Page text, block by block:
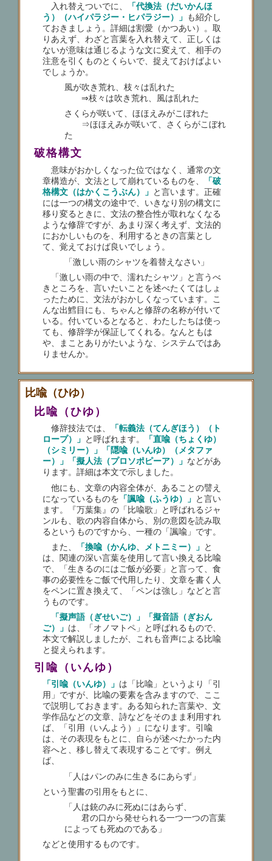
入れ替えついでに、
「代換法（だいかんほ
う）（ハイパラジー・ヒパラジー）」 も紹介し
ておきましょう。詳細は割愛（かつあい）。取
りあえず、わざと言葉を入れ替えて、正しくは
ないが意味は通じるような文に変えて、相手の
注意を引くものとくらいで、捉えておけばよい
でしょうか。
風が吹き荒れ、枝々は乱れた
⇒枝々は吹き荒れ、風は乱れた
さくらが咲いて、ほほえみがこぼれた
⇒ほほえみが咲いて、さくらがこぼれ
た
破格構文
意味がおかしくなった位ではなく、通常の文
章構造が、文法として崩れているものを、
「破
格構文（はかくこうぶん）」 と言います。正確
には一つの構文の途中で、いきなり別の構文に
移り変るときに、文法の整合性が取れなくなる
ような修辞ですが、あまり深く考えず、文法的
におかしいものを、利用するときの言葉とし
て、覚えておけば良いでしょう。
「激しい雨のシャツを着替えなさい」
「激しい雨の中で、濡れたシャツ」と言うべ
きところを、言いたいことを述べたくてはしょ
ったために、文法がおかしくなっています。こ
んな出鱈目にも、ちゃんと修辞の名称が付いて
いる。付いているとなると、わたしたちは使っ
ても、修辞学が保証してくれる。なんともは
や、まことありがたいような、システムではあ
りませんか。
比喩（ひゆ）
比喩（ひゆ）
修辞技法では、
「転義法（てんぎほう）（ト
ロープ）」 と呼ばれます。
「直喩（ちょくゆ）
（シミリー）」「隠喩（いんゆ）（メタファ
ー）」「擬人法（プロソポピーア）」 などがあ
ります。詳細は本文で示しました。
他にも、文章の内容全体が、あることの譬え
になっているものを 「諷喩（ふうゆ）」 と言い
ます。『万葉集』の「比喩歌」と呼ばれるジャ
ンルも、歌の内容自体から、別の意図を読み取
るというものですから、一種の「諷喩」です。
また、
「換喩（かんゆ、メトニミー）」 と
は、関連の深い言葉を使用して言い換える比喩
で、「生きるのにはご飯が必要」と言って、食
事の必要性をご飯で代用したり、文章を書く人
をペンに置き換えて、「ペンは強し」などと言
うものです。
「擬声語（ぎせいご）」「擬音語（ぎおん
ご）」 は、「オノマトペ」と呼ばれるもので、
本文で解説しましたが、これも音声による比喩
と捉えられます。
引喩（いんゆ）
「引喩（いんゆ）」 は「比喩」というより「引
用」ですが、比喩の要素を含みますので、ここ
で説明しておきます。ある知られた言葉や、文
学作品などの文章、詩などをそのまま利用すれ
ば、「引用（いんよう）」になります。引喩
は、その表現をもとに、自らが述べたかった内
容へと、移し替えて表現することです。例え
ば、
「人はパンのみに生きるにあらず」
という聖書の引用をもとに、
「人は銃のみに死ぬにはあらず、
君の口から発せられる一つ一つの言葉
によっても死ぬのである」
などと使用するものです。